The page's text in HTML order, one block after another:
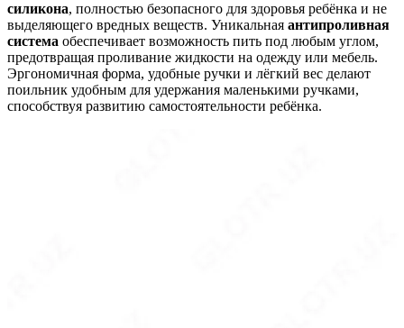
силикона, полностью безопасного для здоровья ребёнка и не
выделяющего вредных веществ. Уникальная антипроливная
система обеспечивает возможность пить под любым углом,
предотвращая проливание жидкости на одежду или мебель.
Эргономичная форма, удобные ручки и лёгкий вес делают
поильник удобным для удержания маленькими ручками,
способствуя развитию самостоятельности ребёнка.